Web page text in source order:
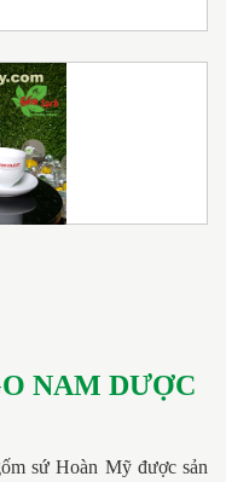
NAM DƯỢC
sứ Hoàn Mỹ được sản